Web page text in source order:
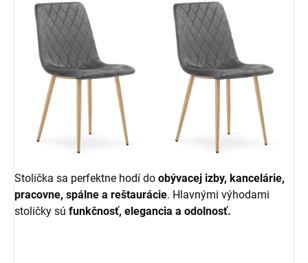
Stolička sa perfektne hodí do obývacej izby, kancelárie,
pracovne, spálne a reštaurácie. Hlavnými výhodami
stoličky sú funkčnosť, elegancia a odolnosť.